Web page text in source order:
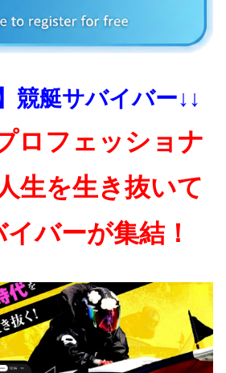
競艇サバイバー↓↓
ロフェッショナ
生を生き抜いて
バーが集結！